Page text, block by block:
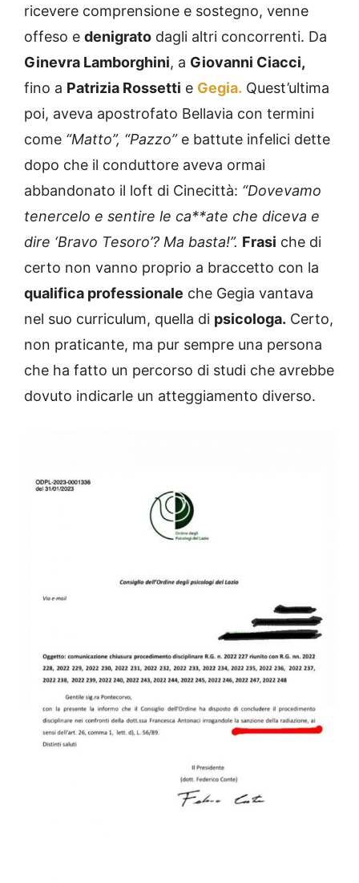
ricevere comprensione e sostegno, venne
offeso e denigrato dagli altri concorrenti. Da
Ginevra Lamborghini, a Giovanni Ciacci,
fino a Patrizia Rossetti e Gegia. Quest’ultima
poi, aveva apostrofato Bellavia con termini
come “Matto”, “Pazzo”e battute infelici dette
dopo che il conduttore aveva ormai
abbandonato il loft di Cinecittà: “Dovevamo
tenercelo e sentire le ca**ate che diceva e
dire ‘Bravo Tesoro’? Ma basta!”. Frasi che di
certo non vanno proprio a braccetto con la
qualifica professionale che Gegia vantava
nel suo curriculum, quella di psicologa. Certo,
non praticante, ma pur sempre una persona
che ha fatto un percorso di studi che avrebbe
dovuto indicarle un atteggiamento diverso.